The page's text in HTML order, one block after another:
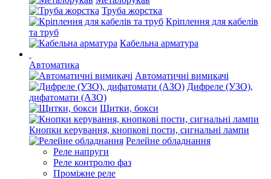
Труба жорстка
Кріплення для кабелів
та труб
Кабельна арматура
Автоматика
Автоматичні вимикачі
Дифреле (УЗО),
дифатомати (АЗО)
Щитки, бокси
Кнопки керування, кнопкові пости, сигнальні лампи
Релейне обладнання
Реле напруги
Реле контролю фаз
Проміжне реле